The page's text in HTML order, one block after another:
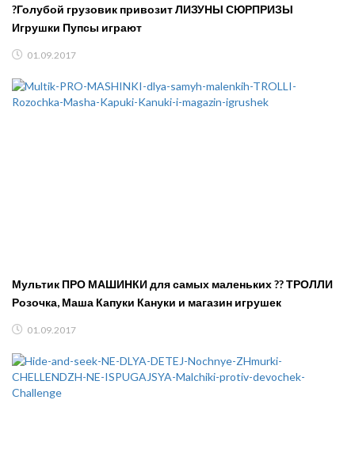
?Голубой грузовик привозит ЛИЗУНЫ СЮРПРИЗЫ
Игрушки Пупсы играют
01.09.2017
Мультик ПРО МАШИНКИ для самых маленьких ?? ТРОЛЛИ
Розочка, Маша Капуки Кануки и магазин игрушек
01.09.2017